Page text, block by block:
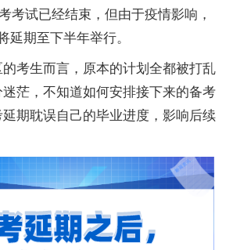
考试已经结束，但由于疫情影响，
延期至下半年举行。
考生而言，原本的计划全都被打乱
茫，不知道如何安排接下来的备考
期耽误自己的毕业进度，影响后续